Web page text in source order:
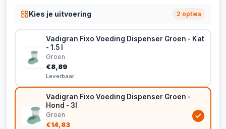
Kies je uitvoering 2 opties
Vadigran Fixo Voeding Dispenser Groen - Kat
- 1.5 l
Groen
€8,89
Leverbaar
Vadigran Fixo Voeding Dispenser Groen -
Hond - 3l
Groen
€14,83